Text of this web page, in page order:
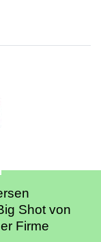
Shot von
Firme